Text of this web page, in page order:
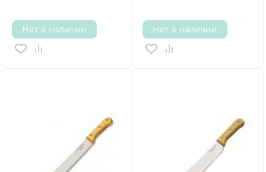
Нет в наличии Нет в наличии